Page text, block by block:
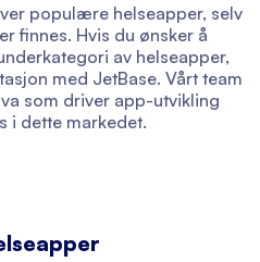
populære helseapper, selv
finnes. Hvis du ønsker å
av helseapper,
med JetBase. Vårt team
som driver app-utvikling
i dette markedet.